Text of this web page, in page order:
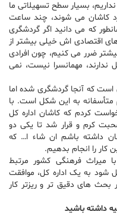
بسیار سطح تسهیلاتی ما
کاشان می شوند، چند ساعت
که می دانید اگر گردشگری
بماند، ضررهای اقتصادی اش خیلی بیشتر از
ضرر می کنیم، چون افرادی
مهمانسرا نیست، نمی
است که آنجا گردشگری شده اما
به این شکل است. با
کردم که کاشان اداره کل
کرم و قرار شد تا یکی دو
داشته باشم ان شاء ا… که
کار را انجام بدهیم.
فرهنگی کشور مرتبط
به یک اداره کل، موافقت
بحث های دقیق تر و ریزتر کار
داشته باشید